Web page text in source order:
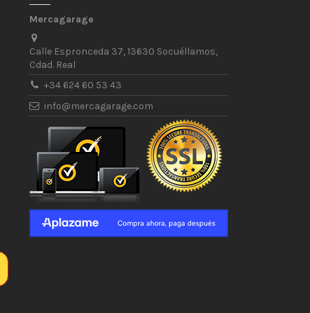
Mercagarage
Calle Espronceda 37, 13630 Socuéllamos,
Cdad. Real
+34 624 60 53 43
info@mercagarage.com